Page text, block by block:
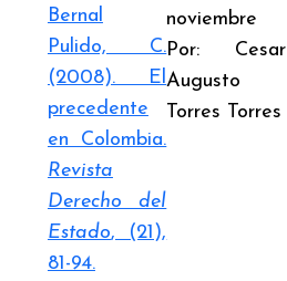
Bernal
Pulido, C.
(2008). El
precedente
en Colombia.
Revista
Derecho del
Estado, (21),
81-94.
noviembre
Por: Cesar
Augusto
Torres Torres